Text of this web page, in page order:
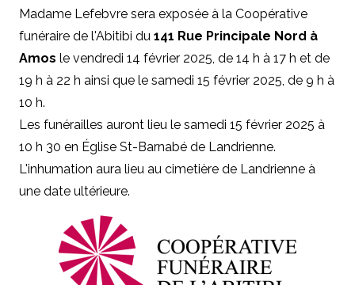
Madame Lefebvre sera exposée à la Coopérative
funéraire de l'Abitibi du 141 Rue Principale Nord à
Amos le vendredi 14 février 2025, de 14 h à 17 h et de
19 h à 22 h ainsi que le samedi 15 février 2025, de 9 h à
10 h.
Les funérailles auront lieu le samedi 15 février 2025 à
10 h 30 en Église St-Barnabé de Landrienne.
L'inhumation aura lieu au cimetière de Landrienne à
une date ultérieure.